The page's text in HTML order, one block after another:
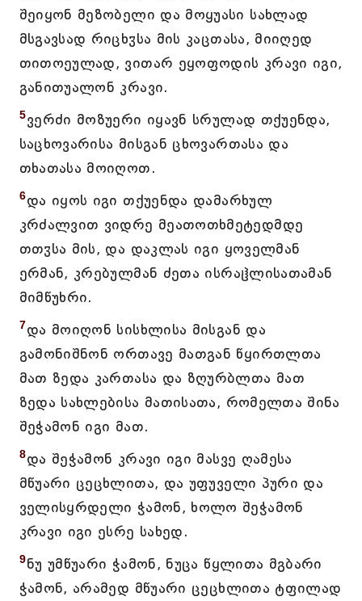
შეიყონ მეზობელი და მოყუასი სახლად
მსგავსად რიცხჳსა მის კაცთასა, მიიღედ
თითოეულად, ვითარ ეყოფოდის კრავი იგი,
განითუალონ კრავი.
5ვერძი მოზუერი იყავნ სრულად თქუენდა,
საცხოვარისა მისგან ცხოვართასა და
თხათასა მოიღოთ.
6და იყოს იგი თქუენდა დამარხულ
კრძალვით ვიდრე მეათოთხმეტედმდე
თთჳსა მის, და დაკლას იგი ყოველმან
ერმან, კრებულმან ძეთა ისრაჱლისათამან
მიმწუხრი.
7და მოიღონ სისხლისა მისგან და
გამონიშნონ ორთავე მათგან წყირთლთა
მათ ზედა კართასა და ზღურბლთა მათ
ზედა სახლებისა მათისათა, რომელთა შინა
შეჭამონ იგი მათ.
8და შეჭამონ კრავი იგი მასვე ღამესა
მწუარი ცეცხლითა, და უფუველი პური და
ველისყრდელი ჭამონ, ხოლო შეჭამონ
კრავი იგი ესრე სახედ.
9ნუ უმწუარი ჭამონ, ნუცა წყლითა მგბარი
ჭამონ, არამედ მწუარი ცეცხლითა ტფილად